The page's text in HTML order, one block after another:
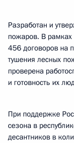
Разработан и
пожаров. В рамках
456 договоров на
тушения лесных
проверена
и готовность их
При поддержке
сезона в
десантников в